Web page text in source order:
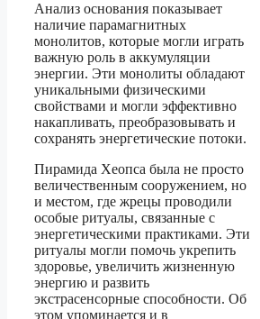
Анализ основания показывает
наличие парамагнитных
монолитов, которые могли играть
важную роль в аккумуляции
энергии. Эти монолиты обладают
уникальными физическими
свойствами и могли эффективно
накапливать, преобразовывать и
сохранять энергетические потоки.
Пирамида Хеопса была не просто
величественным сооружением, но
и местом, где жрецы проводили
особые ритуалы, связанные с
энергетическими практиками. Эти
ритуалы могли помочь укрепить
здоровье, увеличить жизненную
энергию и развить
экстрасенсорные способности. Об
этом упоминается и в